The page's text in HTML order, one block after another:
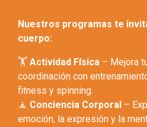
Nuestros programas te
cuerpo:
🏋️ Actividad Física – Mejora
coordinación con
fitness y spinning.
🧘 Conciencia Corporal –
emoción, la expresión y la